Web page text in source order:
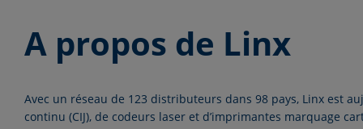
A propos de Linx
Avec un réseau de 123 distributeurs dans 98 pays, Linx est
continu (CIJ), de codeurs laser et d’imprimantes marquage